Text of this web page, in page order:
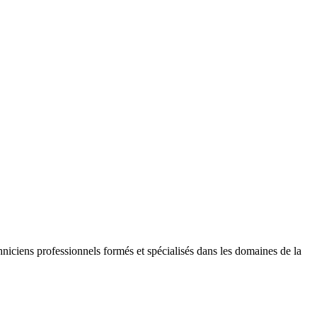
professionnels formés et spécialisés dans les domaines de la